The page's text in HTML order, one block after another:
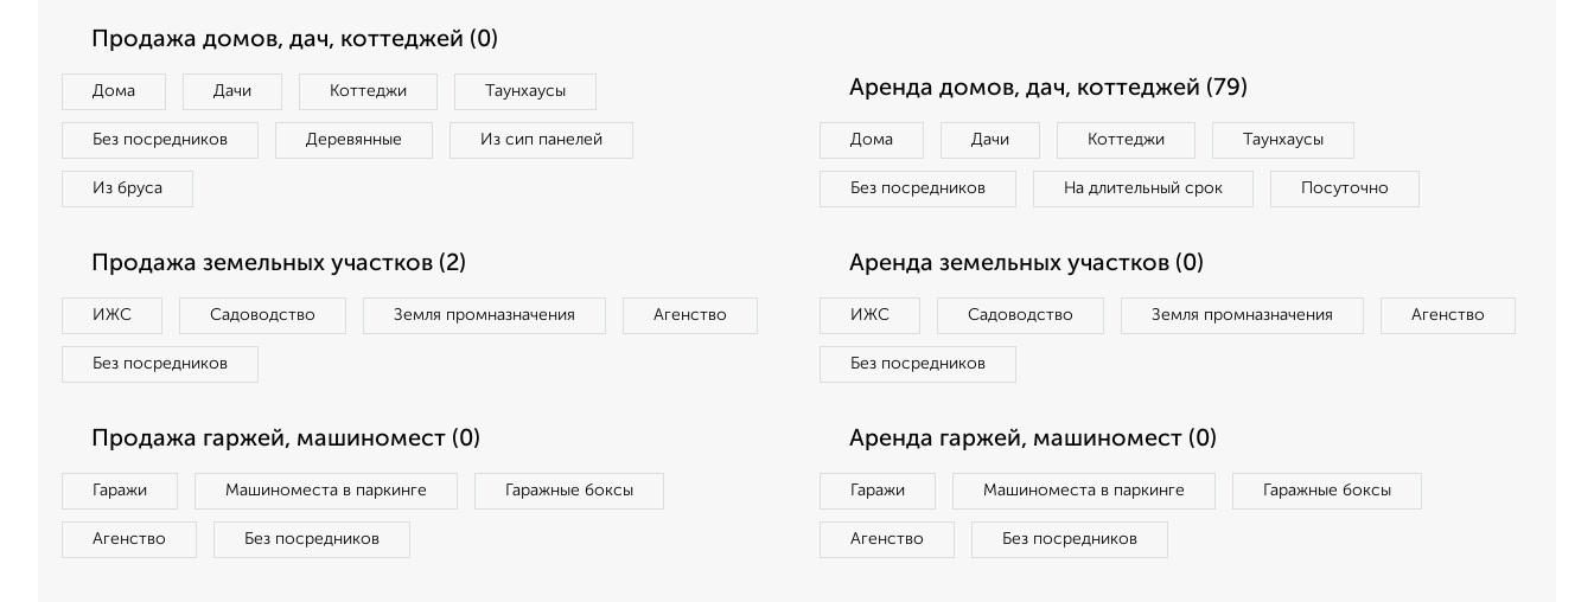
Продажа домов, дач, коттеджей (0)
Дома Дачи Коттеджи Таунхаусы
Без посредников Деревянные Из сип панелей
Из бруса
Аренда домов, дач, коттеджей (79)
Дома Дачи Коттеджи Таунхаусы
Без посредников На длительный срок Посуточно
Продажа земельных участков (2)
ИЖС Садоводство Земля промназначения Агенство
Без посредников
Аренда земельных участков (0)
ИЖС Садоводство Земля промназначения Агенство
Без посредников
Продажа гаржей, машиномест (0)
Гаражи Машиноместа в паркинге Гаражные боксы
Агенство Без посредников
Аренда гаржей, машиномест (0)
Гаражи Машиноместа в паркинге Гаражные боксы
Агенство Без посредников